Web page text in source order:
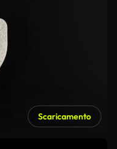
Scaricamento